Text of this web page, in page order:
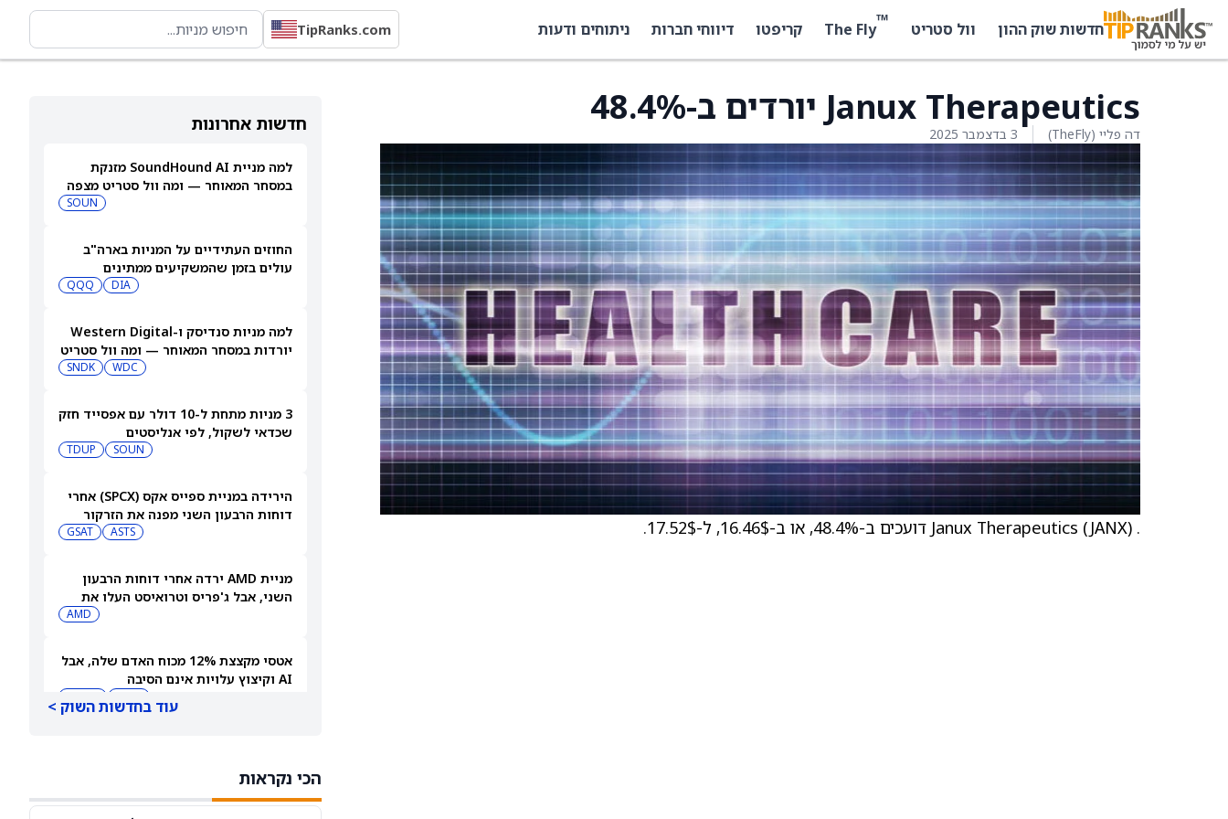
חדשות שוק ההון וול סטריט ™
The Fly קריפטו דיווחי חברות ניתוחים ודעות TipRanks.com
חדשות אחרונות
למה מניית SoundHound AI מזנקת
במסחר המאוחר — ומה וול סטריט מצפה
SOUN
החוזים העתידיים על המניות בארה"ב
עולים בזמן שהמשקיעים ממתינים
DIA
QQQ
למה מניות סנדיסק ו-Western Digital
יורדות במסחר המאוחר — ומה וול סטריט
WDC
SNDK
3 מניות מתחת ל-10 דולר עם אפסייד חזק
שכדאי לשקול, לפי אנליסטים
SOUN
TDUP
הירידה במניית ספייס אקס (SPCX) אחרי
דוחות הרבעון השני מפנה את הזרקור
לקרנות סל חלל עם חשיפה גבוהה
ASTS
GSAT
מניית AMD ירדה אחרי דוחות הרבעון
השני, אבל ג'פריס וטרואיסט העלו את
AMD
אטסי מקצצת 12% מכוח האדם שלה, אבל
AI וקיצוץ עלויות אינם הסיבה
מחיר היעד למניית אנבידיה (אנבידיה)
עוד בחדשות השוק >
הכי נקראות
Janux Therapeutics יורדים ב-48.4%
דה פליי (TheFly) 3 בדצמבר 2025
. Janux Therapeutics (JANX) דועכים ב-48.4%, או ב-16.46$, ל-17.52$.